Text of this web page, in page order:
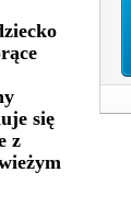
się
z